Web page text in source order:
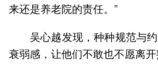
来还是养老院的责任。”
吴心越发现，种种规范与
衰弱感，让他们不敢也不愿离开